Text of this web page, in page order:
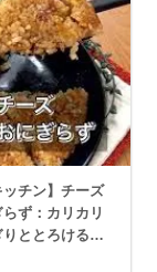
ッチン】チーズ
ず：カリカリ
ととろけるチ